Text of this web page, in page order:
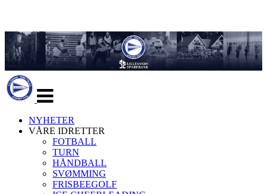
navigasjon
NYHETER
VÅRE IDRETTER
FOTBALL
TURN
HÅNDBALL
SVØMMING
FRISBEEGOLF